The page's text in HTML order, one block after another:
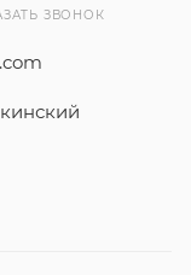
ЗВОНОК